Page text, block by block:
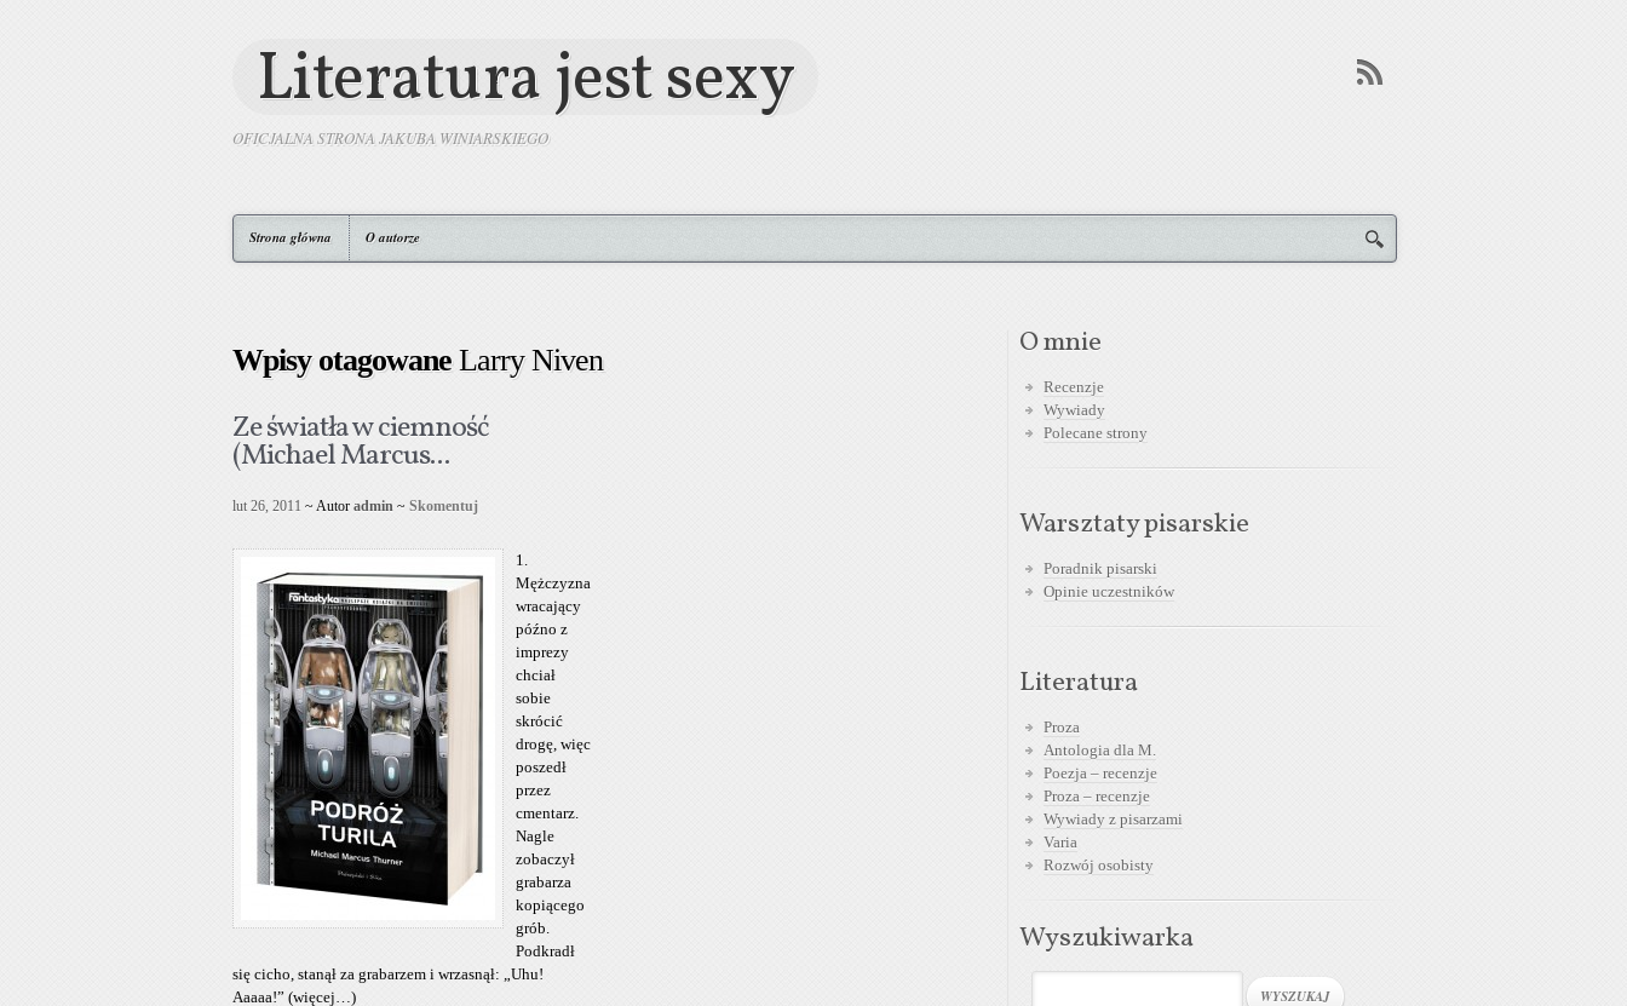
Literatura jest sexy
OFICJALNA STRONA JAKUBA WINIARSKIEGO
Strona główna O autorze
Wpisy otagowaneLarry Niven
Ze światła w ciemność
(Michael Marcus...
lut 26, 2011 ~ Autor admin ~ Skomentuj
1.
Mężczyzna
wracający
późno z
imprezy
chciał
sobie
skrócić
drogę, więc
poszedł
przez
cmentarz.
Nagle
zobaczył
grabarza
kopiącego
grób.
Podkradł
się cicho, stanął za grabarzem i wrzasnął: „Uhu!
Aaaaa!” (więcej…)
O mnie
Recenzje
Wywiady
Polecane strony
Warsztaty pisarskie
Poradnik pisarski
Opinie uczestników
Literatura
Proza
Antologia dla M.
Poezja – recenzje
Proza – recenzje
Wywiady z pisarzami
Varia
Rozwój osobisty
Wyszukiwarka